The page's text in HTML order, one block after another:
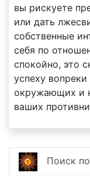
вы рискуете
или дать
собственные
себя по
спокойно, это
успеху
окружающих и
ваших
Поиск